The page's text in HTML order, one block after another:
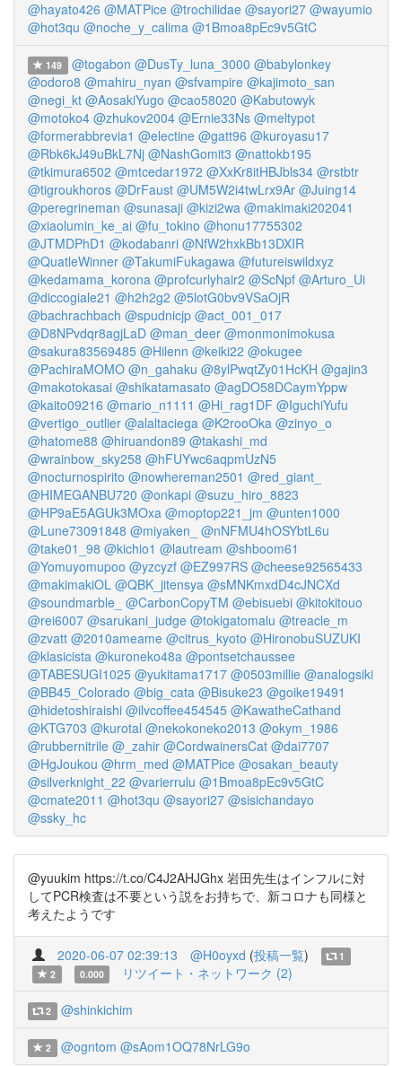
@hayato426 @MATPice @trochilidae @sayori27 @wayumio
@hot3qu @noche_y_calima @1Bmoa8pEc9v5GtC
149 @togabon @DusTy_luna_3000 @babylonkey
@odoro8 @mahiru_nyan @sfvampire @kajimoto_san
@negi_kt @AosakiYugo @cao58020 @Kabutowyk
@motoko4 @zhukov2004 @Ernie33Ns @meltypot
@formerabbrevia1 @electine @gatt96 @kuroyasu17
@Rbk6kJ49uBkL7Nj @NashGomit3 @nattokb195
@tkimura6502 @mtcedar1972 @XxKr8itHBJbls34 @rstbtr
@tigroukhoros @DrFaust @UM5W2i4twLrx9Ar @Juing14
@peregrineman @sunasaji @kizi2wa @makimaki202041
@xiaolumin_ke_ai @fu_tokino @honu17755302
@JTMDPhD1 @kodabanri @NfW2hxkBb13DXIR
@QuatleWinner @TakumiFukagawa @futureiswildxyz
@kedamama_korona @profcurlyhair2 @ScNpf @Arturo_Ui
@diccogiale21 @h2h2g2 @5lotG0bv9VSaOjR
@bachrachbach @spudnicjp @act_001_017
@D8NPvdqr8agjLaD @man_deer @monmonimokusa
@sakura83569485 @Hilenn @keiki22 @okugee
@PachiraMOMO @n_gahaku @8ylPwqtZy01HcKH @gajin3
@makotokasai @shikatamasato @agDO58DCaymYppw
@kaito09216 @mario_n1111 @Hi_rag1DF @IguchiYufu
@vertigo_outlier @alaltaciega @K2rooOka @zinyo_o
@hatome88 @hiruandon89 @takashi_md
@wrainbow_sky258 @hFUYwc6aqpmUzN5
@nocturnospirito @nowhereman2501 @red_giant_
@HIMEGANBU720 @onkapi @suzu_hiro_8823
@HP9aE5AGUk3MOxa @moptop221_jm @unten1000
@Lune73091848 @miyaken_
@nNFMU4hOSYbtL6u
@take01_98 @kichio1 @lautream @shboom61
@Yomuyomupoo @yzcyzf @EZ997RS @cheese92565433
@makimakiOL @QBK_jitensya @sMNKmxdD4cJNCXd
@soundmarble_ @CarbonCopyTM @ebisuebi @kitokitouo
@rei6007 @sarukani_judge @tokigatomalu @treacle_m
@zvatt @2010ameame @citrus_kyoto @HironobuSUZUKI
@klasicista @kuroneko48a @pontsetchaussee
@TABESUGI1025 @yukitama1717 @0503millie @analogsiki
@BB45_Colorado @big_cata @Bisuke23 @goike19491
@hidetoshiraishi @ilvcoffee454545 @KawatheCathand
@KTG703 @kurotal @nekokoneko2013 @okym_1986
@rubbernitrile @_zahir @CordwainersCat @dai7707
@HgJoukou @hrm_med @MATPice @osakan_beauty
@silverknight_22 @varierrulu @1Bmoa8pEc9v5GtC
@cmate2011 @hot3qu @sayori27 @sisichandayo
@ssky_hc
@yuukim https://t.co/C4J2AHJGhx 岩田先生はインフルに対
してPCR検査は不要という説をお持ちで、新コロナも同様と
考えたようです
2020-06-07 02:39:13 @H0oyxd (投稿一覧)
1
2
0.000 リツイート・ネットワーク (2)
2 @shinkichim
2 @ogntom @sAom1OQ78NrLG9o